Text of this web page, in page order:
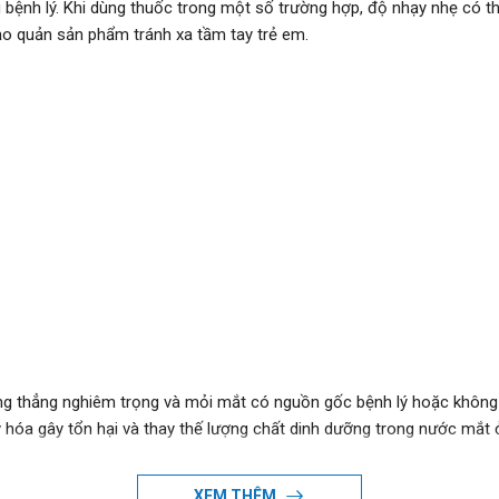
lý. Khi dùng thuốc trong một số trường hợp, độ nhạy nhẹ có
quản sản phẩm tránh xa tầm tay trẻ em.
thẳng nghiêm trọng và mỏi mắt có nguồn gốc bệnh lý hoặc không
gây tổn hại và thay thế lượng chất dinh dưỡng trong nước mắt